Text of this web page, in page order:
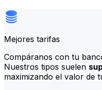
Mejores tarifas
Compáranos con tu
Nuestros tipos suelen
maximizando el valor de